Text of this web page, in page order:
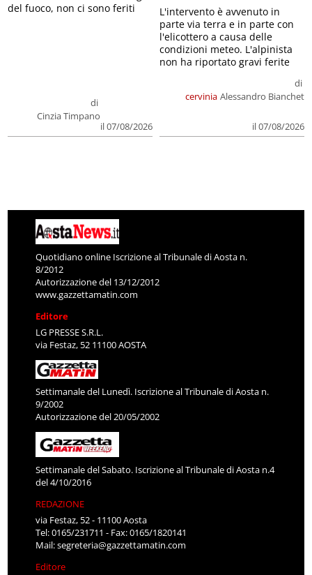
di
Cinzia Timpano
il 07/08/2026
del fuoco, non ci sono feriti
cervinia
di
Alessandro Bianchet
il 07/08/2026
L'intervento è avvenuto in
parte via terra e in parte con
l'elicottero a causa delle
condizioni meteo. L'alpinista
non ha riportato gravi ferite
Quotidiano online Iscrizione al Tribunale di Aosta n.
8/2012
Autorizzazione del 13/12/2012
www.gazzettamatin.com
Editore
LG PRESSE S.R.L.
via Festaz, 52 11100 AOSTA
Settimanale del Lunedì. Iscrizione al Tribunale di Aosta n.
9/2002
Autorizzazione del 20/05/2002
Settimanale del Sabato. Iscrizione al Tribunale di Aosta n.4
del 4/10/2016
REDAZIONE
via Festaz, 52 - 11100 Aosta
Tel: 0165/231711 - Fax: 0165/1820141
Mail:segreteria@gazzettamatin.com
Editore